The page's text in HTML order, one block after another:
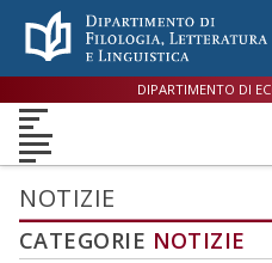
Menù accessibilità
to main menu
to content
DIPARTIMENTO DI
NOTIZIE
CATEGORIE NOTIZIE